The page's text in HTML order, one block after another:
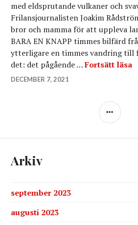
med eldsprutande vulkaner och
Frilansjournalisten Joakim
bror och mamma för att uppleva
BARA EN KNAPP timmes bilfärd
ytterligare en timmes vandring till
det: det pågående …Fortsätt läsa
DECEMBER 7, 2021
Arkiv
september 2023
augusti 2023